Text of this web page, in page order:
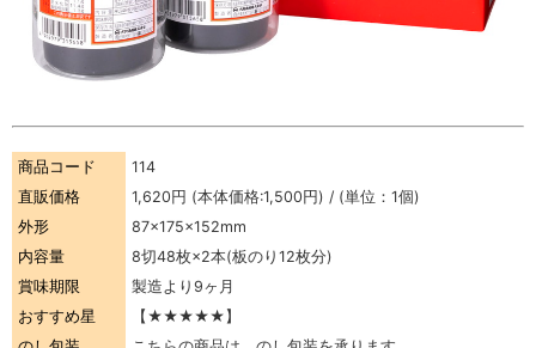
商品コード
114
直販価格
1,620円 (本体価格:1,500円) / (単位：1個)
外形
87×175×152mm
内容量
8切48枚×2本(板のり12枚分)
賞味期限
製造より9ヶ月
おすすめ星
【★★★★★】